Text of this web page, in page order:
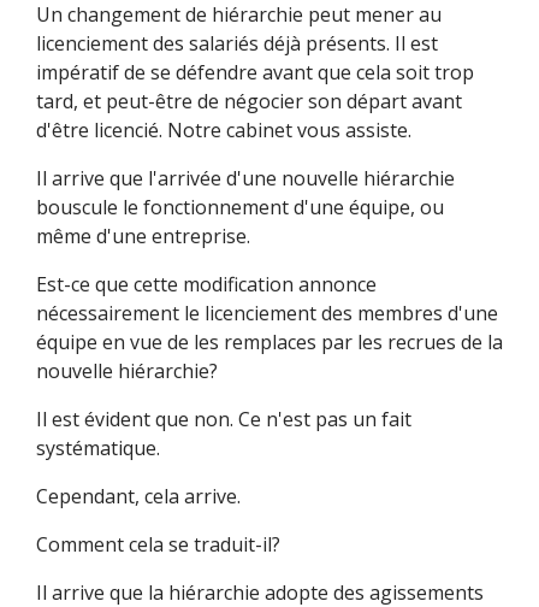
Un changement de hiérarchie peut mener au
licenciement des salariés déjà présents. Il est
impératif de se défendre avant que cela soit trop
tard, et peut-être de négocier son départ avant
d'être licencié. Notre cabinet vous assiste.
Il arrive que l'arrivée d'une nouvelle hiérarchie
bouscule le fonctionnement d'une équipe, ou
même d'une entreprise.
Est-ce que cette modification annonce
nécessairement le licenciement des membres d'une
équipe en vue de les remplaces par les recrues de la
nouvelle hiérarchie?
Il est évident que non. Ce n'est pas un fait
systématique.
Cependant, cela arrive.
Comment cela se traduit-il?
Il arrive que la hiérarchie adopte des agissements